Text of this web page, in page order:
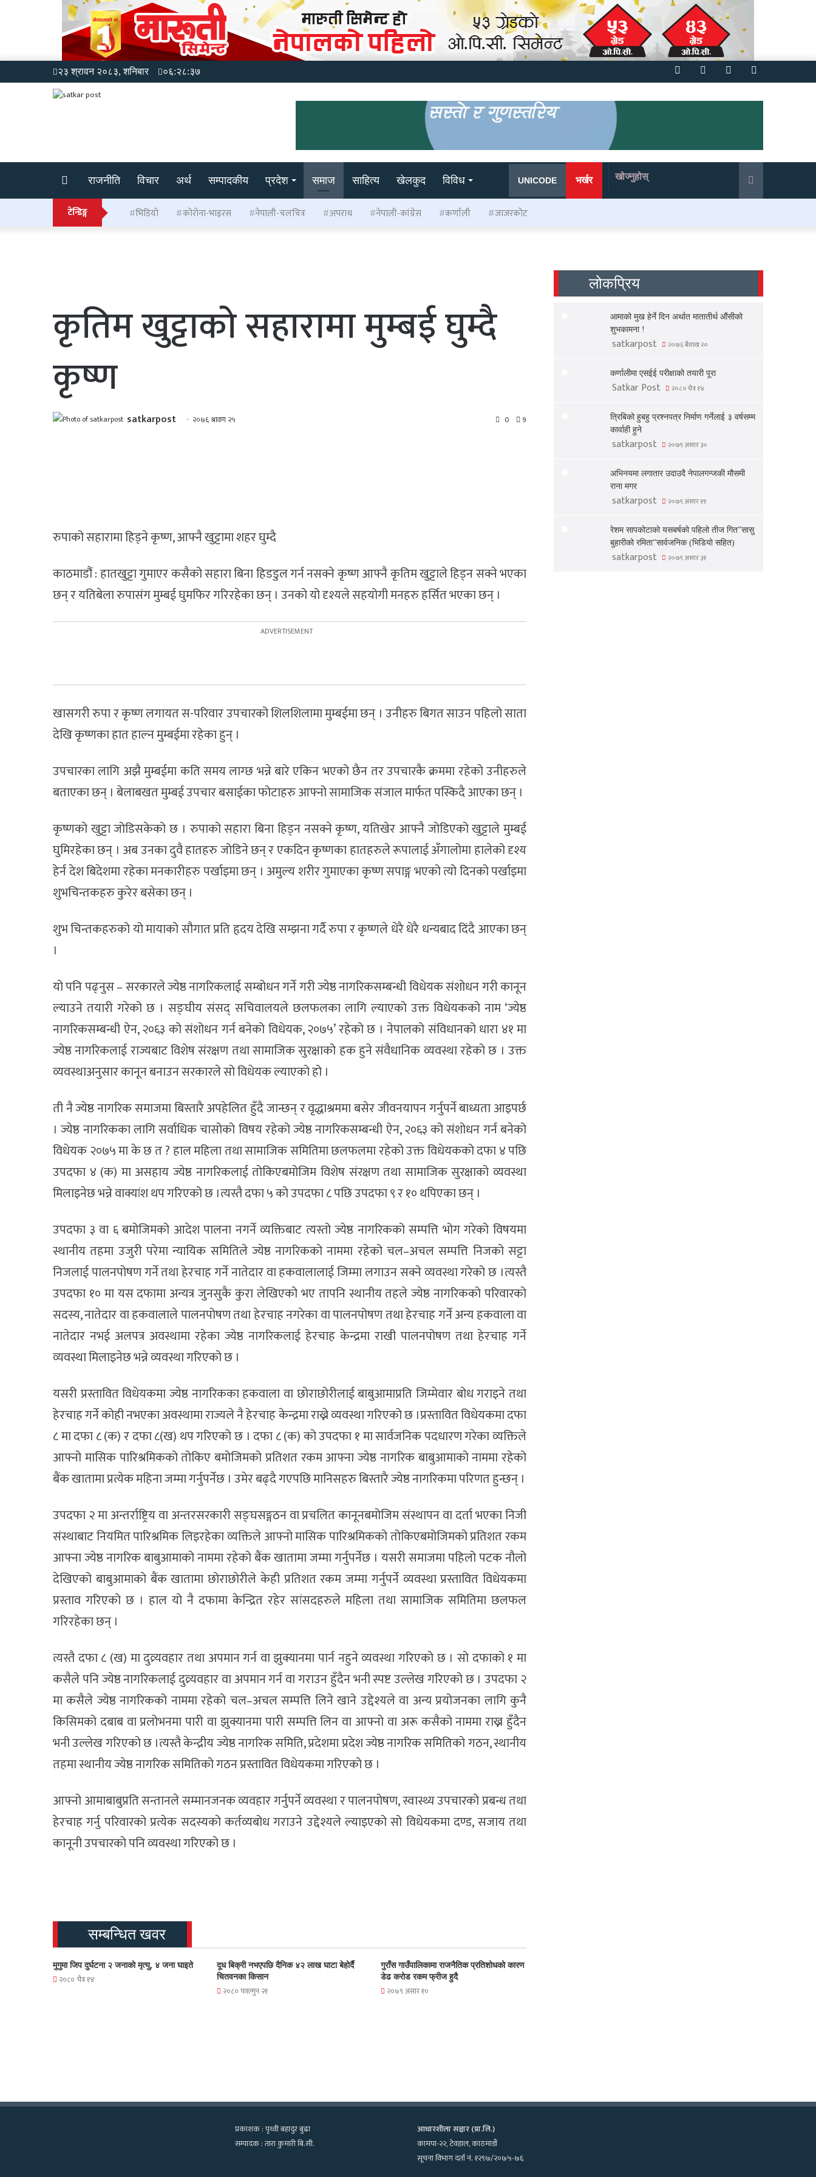
२३ श्रावन २०८३, शनिबार ०६:२८:३८ YouTube
Twitter
Facebook
राजनीति विचार अर्थ सम्पादकीय प्रदेश समाज साहित्य खेलकुद विविध भर्खर
UNICODE
टेन्डिङ्ग भिडियो कोरोना-भाइरस नेपाली-चलचित्र अपराध नेपाली-कांग्रेस कर्णाली जाजरकोट
कृतिम खुट्टाको सहारामा मुम्बई घुम्दै
कृष्ण
satkarpost २०७६ श्रावण २५ 0 9
रुपाको सहारामा हिड्ने कृष्ण, आफ्नै खुट्टामा शहर घुम्दै
काठमाडौंं : हातखुट्टा गुमाएर कसैको सहारा बिना हिडडुल गर्न नसक्ने कृष्ण आफ्नै कृतिम खुट्टाले हिड्न सक्ने भएका
छन् र यतिबेला रुपासंग मुम्बई घुमफिर गरिरहेका छन् । उनको यो दृश्यले सहयोगी मनहरु हर्सित भएका छन् ।
खासगरी रुपा र कृष्ण लगायत स-परिवार उपचारको शिलशिलामा मुम्बईमा छन् । उनीहरु बिगत साउन पहिलो साता
देखि कृष्णका हात हाल्न मुम्बईमा रहेका हुन् ।
उपचारका लागि अझै मुम्बईमा कति समय लाग्छ भन्ने बारे एकिन भएको छैन तर उपचारकै क्रममा रहेको उनीहरुले
बताएका छन् । बेलाबखत मुम्बई उपचार बसाईका फोटाहरु आफ्नो सामाजिक संजाल मार्फत पस्किदै आएका छन् ।
कृष्णको खुट्टा जोडिसकेको छ । रुपाको सहारा बिना हिड्न नसक्ने कृष्ण, यतिखेर आफ्नै जोडिएको खुट्टाले मुम्बई
घुमिरहेका छन् । अब उनका दुवै हातहरु जोडिने छन् र एकदिन कृष्णका हातहरुले रूपालाई अँगालोमा हालेको दृश्य
हेर्न देश बिदेशमा रहेका मनकारीहरु पर्खाइमा छन् । अमुल्य शरीर गुमाएका कृष्ण सपाङ्ग भएको त्यो दिनको पर्खाइमा
शुभचिन्तकहरु कुरेर बसेका छन् ।
शुभ चिन्तकहरुको यो मायाको सौगात प्रति हृदय देखि सम्झना गर्दै रुपा र कृष्णले धेरै धेरै धन्यबाद दिंदै आएका छन्
।
यो पनि पढ्नुस – सरकारले ज्येष्ठ नागरिकलाई सम्बोधन गर्ने गरी ज्येष्ठ नागरिकसम्बन्धी विधेयक संशोधन गरी कानून
ल्याउने तयारी गरेको छ । सङ्घीय संसद् सचिवालयले छलफलका लागि ल्याएको उक्त विधेयकको नाम ‘ज्येष्ठ
नागरिकसम्बन्धी ऐन, २०६३ को संशोधन गर्न बनेको विधेयक, २०७५’ रहेको छ । नेपालको संविधानको धारा ४१ मा
ज्येष्ठ नागरिकलाई राज्यबाट विशेष संरक्षण तथा सामाजिक सुरक्षाको हक हुने संवैधानिक व्यवस्था रहेको छ । उक्त
व्यवस्थाअनुसार कानून बनाउन सरकारले सो विधेयक ल्याएको हो ।
ती नै ज्येष्ठ नागरिक समाजमा बिस्तारै अपहेलित हुँदै जान्छन् र वृद्धाश्रममा बसेर जीवनयापन गर्नुपर्ने बाध्यता आइपर्छ
। ज्येष्ठ नागरिकका लागि सर्वाधिक चासोको विषय रहेको ज्येष्ठ नागरिकसम्बन्धी ऐन, २०६३ को संशोधन गर्न बनेको
विधेयक २०७५ मा के छ त ? हाल महिला तथा सामाजिक समितिमा छलफलमा रहेको उक्त विधेयकको दफा ४ पछि
उपदफा ४ (क) मा असहाय ज्येष्ठ नागरिकलाई तोकिएबमोजिम विशेष संरक्षण तथा सामाजिक सुरक्षाको व्यवस्था
मिलाइनेछ भन्ने वाक्यांश थप गरिएको छ ।त्यस्तै दफा ५ को उपदफा ८ पछि उपदफा ९ र १० थपिएका छन् ।
उपदफा ३ वा ६ बमोजिमको आदेश पालना नगर्ने व्यक्तिबाट त्यस्तो ज्येष्ठ नागरिकको सम्पत्ति भोग गरेको विषयमा
स्थानीय तहमा उजुरी परेमा न्यायिक समितिले ज्येष्ठ नागरिकको नाममा रहेको चल–अचल सम्पत्ति निजको सट्टा
निजलाई पालनपोषण गर्ने तथा हेरचाह गर्ने नातेदार वा हकवालालाई जिम्मा लगाउन सक्ने व्यवस्था गरेको छ ।त्यस्तै
उपदफा १० मा यस दफामा अन्यत्र जुनसुकै कुरा लेखिएको भए तापनि स्थानीय तहले ज्येष्ठ नागरिकको परिवारको
सदस्य, नातेदार वा हकवालाले पालनपोषण तथा हेरचाह नगरेका वा पालनपोषण तथा हेरचाह गर्ने अन्य हकवाला वा
नातेदार नभई अलपत्र अवस्थामा रहेका ज्येष्ठ नागरिकलाई हेरचाह केन्द्रमा राखी पालनपोषण तथा हेरचाह गर्ने
व्यवस्था मिलाइनेछ भन्ने व्यवस्था गरिएको छ ।
यसरी प्रस्तावित विधेयकमा ज्येष्ठ नागरिकका हकवाला वा छोराछोरीलाई बाबुआमाप्रति जिम्मेवार बोध गराइने तथा
हेरचाह गर्ने कोही नभएका अवस्थामा राज्यले नै हेरचाह केन्द्रमा राख्ने व्यवस्था गरिएको छ ।प्रस्तावित विधेयकमा दफा
८ मा दफा ८ (क) र दफा ८(ख) थप गरिएको छ । दफा ८ (क) को उपदफा १ मा सार्वजनिक पदधारण गरेका व्यक्तिले
आफ्नो मासिक पारिश्रमिकको तोकिए बमोजिमको प्रतिशत रकम आफ्ना ज्येष्ठ नागरिक बाबुआमाको नाममा रहेको
बैंक खातामा प्रत्येक महिना जम्मा गर्नुपर्नेछ । उमेर बढ्दै गएपछि मानिसहरु बिस्तारै ज्येष्ठ नागरिकमा परिणत हुन्छन् ।
उपदफा २ मा अन्तर्राष्ट्रिय वा अन्तरसरकारी सङ्घसङ्गठन वा प्रचलित कानूनबमोजिम संस्थापन वा दर्ता भएका निजी
संस्थाबाट नियमित पारिश्रमिक लिइरहेका व्यक्तिले आफ्नो मासिक पारिश्रमिकको तोकिएबमोजिमको प्रतिशत रकम
आफ्ना ज्येष्ठ नागरिक बाबुआमाको नाममा रहेको बैंक खातामा जम्मा गर्नुपर्नेछ । यसरी समाजमा पहिलो पटक नौलो
देखिएको बाबुआमाको बैंक खातामा छोराछोरीले केही प्रतिशत रकम जम्मा गर्नुपर्ने व्यवस्था प्रस्तावित विधेयकमा
प्रस्ताव गरिएको छ । हाल यो नै दफामा केन्द्रित रहेर सांसदहरुले महिला तथा सामाजिक समितिमा छलफल
गरिरहेका छन् ।
त्यस्तै दफा ८ (ख) मा दुव्र्यवहार तथा अपमान गर्न वा झुक्यानमा पार्न नहुने व्यवस्था गरिएको छ । सो दफाको १ मा
कसैले पनि ज्येष्ठ नागरिकलाई दुव्र्यवहार वा अपमान गर्न वा गराउन हुँदैन भनी स्पष्ट उल्लेख गरिएको छ । उपदफा २
मा कसैले ज्येष्ठ नागरिकको नाममा रहेको चल–अचल सम्पत्ति लिने खाने उद्देश्यले वा अन्य प्रयोजनका लागि कुनै
किसिमको दबाब वा प्रलोभनमा पारी वा झुक्यानमा पारी सम्पत्ति लिन वा आफ्नो वा अरू कसैको नाममा राख्न हुँदैन
भनी उल्लेख गरिएको छ ।त्यस्तै केन्द्रीय ज्येष्ठ नागरिक समिति, प्रदेशमा प्रदेश ज्येष्ठ नागरिक समितिको गठन, स्थानीय
तहमा स्थानीय ज्येष्ठ नागरिक समितिको गठन प्रस्तावित विधेयकमा गरिएको छ ।
आफ्नो आमाबाबुप्रति सन्तानले सम्मानजनक व्यवहार गर्नुपर्ने व्यवस्था र पालनपोषण, स्वास्थ्य उपचारको प्रबन्ध तथा
हेरचाह गर्नु परिवारको प्रत्येक सदस्यको कर्तव्यबोध गराउने उद्देश्यले ल्याइएको सो विधेयकमा दण्ड, सजाय तथा
कानूनी उपचारको पनि व्यवस्था गरिएको छ ।
सम्बन्धित खवर
मुगुमा जिप दुर्घटना २ जनाको मृत्यु, ४ जना घाइते
२०८० चैत्र १४
दूध बिक्री नभएपछि दैनिक ४२ लाख घाटा बेहोर्दै
चितवनका किसान
२०८० फाल्गुन २१
गुराँस गाउँपालिकामा राजनैतिक प्रतिशोधको कारण
डेढ करोड रकम फ्रीज हुदै
२०७९ असार १०
लोकप्रिय
आमाको मुख हेर्ने दिन अर्थात मातातीर्थ औंसीको
शुभकामना !
satkarpost २०७६ बैशाख २०
कर्णालीमा एसईई परीक्षाको तयारी पूरा
Satkar Post २०८० चैत्र १४
त्रिबिको हुबहु प्रश्नपत्र निर्माण गर्नेलाई ३ वर्षसम्म
कार्वाही हुने
satkarpost २०७९ असार ३०
अभिनयमा लगातार उदाउदै नेपालगन्जकी मौसमी
राना मगर
satkarpost २०७९ असार ११
रेशम सापकोटाको यसबर्षको पहिलो तीज गित”सासु
बुहारीको रमिता”सार्वजनिक (भिडियो सहित)
satkarpost २०७९ असार ३१
प्रकाशक : पृथ्वी बहादुर बुढा
सम्पादक : तारा कुमारी बि.सी.
आधारशीला सञ्चार (प्रा.लि.)
कामपा-२२, टेवहाल, काठमाडाैं
सूचना विभाग दर्ता नं. १२९७/२०७५-७६